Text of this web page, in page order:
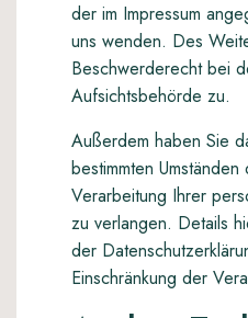
der im Impressum
uns wenden. Des
Beschwerderecht bei
Aufsichtsbehörde zu.
Außerdem haben Sie
bestimmten
Verarbeitung Ihrer
zu verlangen. Details
der
Einschränkung der